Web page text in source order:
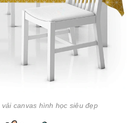
canvas hình học siêu đẹp